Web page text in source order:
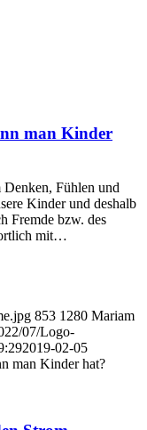
man Kinder
Denken, Fühlen und
Kinder und deshalb
Fremde bzw. des
mit…
853 1280 Mariam
07/Logo-
2019-02-05
man Kinder hat?